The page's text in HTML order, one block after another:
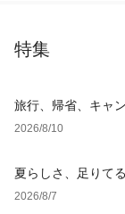
特集
旅行、帰省、キャ
2026/8/10
夏らしさ、足りて
2026/8/7